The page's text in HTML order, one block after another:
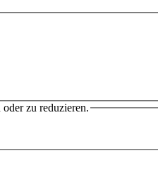
zu reduzieren.